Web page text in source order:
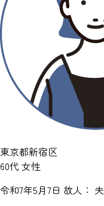
東京都新宿区
60代 女性
令和7年5月7日 故人： 夫